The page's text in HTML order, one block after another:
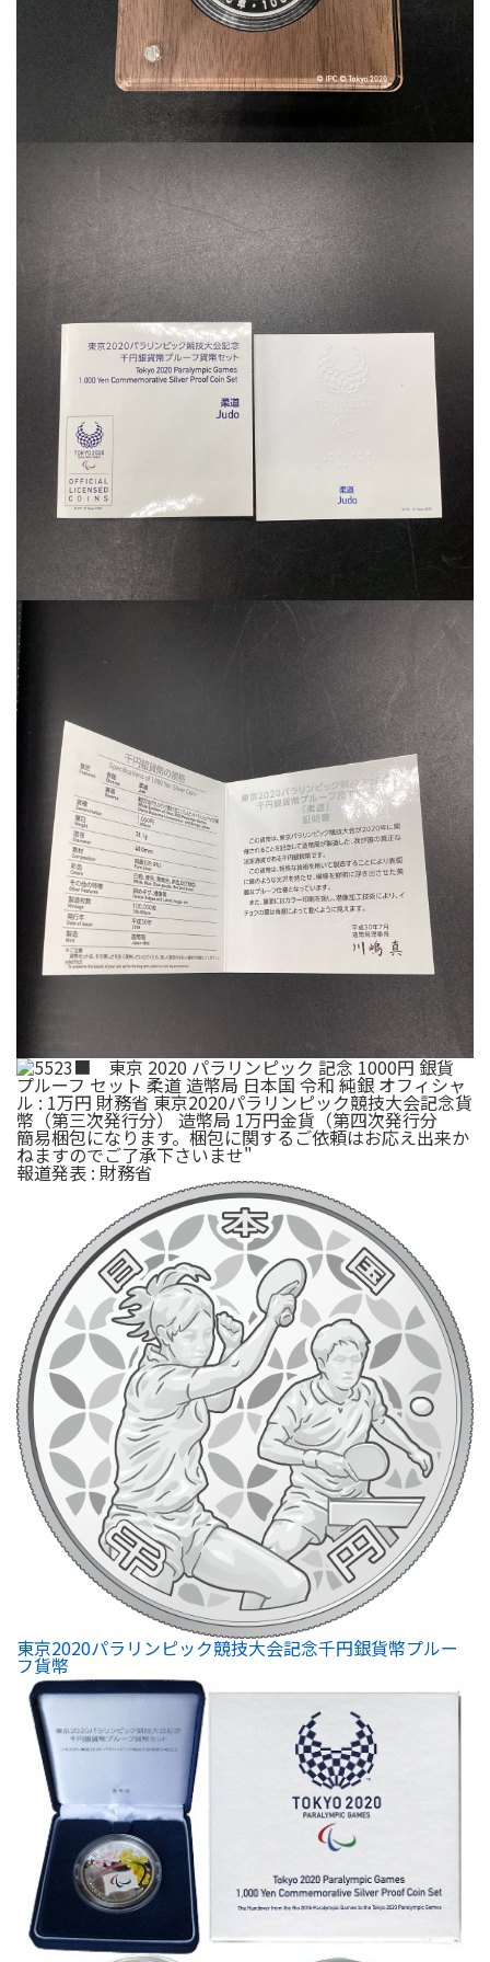
簡易梱包になります。梱包に関するご依頼はお応え出来か
ねますのでご了承下さいませ"
報道発表 : 財務省
東京2020パラリンピック競技大会記念千円銀貨幣プルー
フ貨幣